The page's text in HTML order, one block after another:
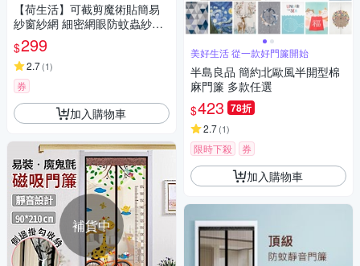
【荷生活】可截剪魔術貼簡易
紗窗紗網 細密網眼防蚊蟲紗窗
貼-大號2入組
$299
2.7(1)
券
加入購物車
補貨中
美好生活 從一款好門簾開始
半島良品 簡約北歐風半開型棉
麻門簾 多款任選
$423 78折
2.7(1)
限時下殺 券
加入購物車